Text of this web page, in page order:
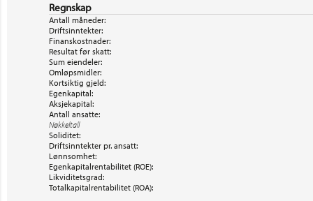
Regnskap
Antall måneder:
Driftsinntekter:
Finanskostnader:
Resultat før skatt:
Sum eiendeler:
Omløpsmidler:
Kortsiktig gjeld:
Egenkapital:
Aksjekapital:
Antall ansatte:
Nøkkeltall
Soliditet:
Driftsinntekter pr. ansatt:
Lønnsomhet:
Egenkapitalrentabilitet (ROE):
Likviditetsgrad:
Totalkapitalrentabilitet (ROA):